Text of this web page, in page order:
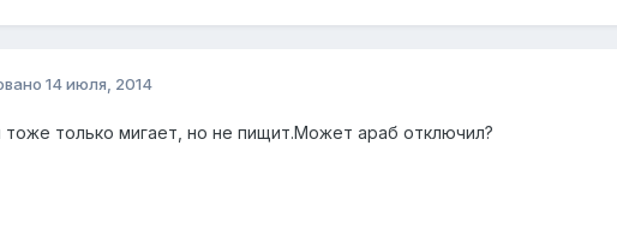
14 июля, 2014
тоже только мигает, но не пищит.Может араб отключил?